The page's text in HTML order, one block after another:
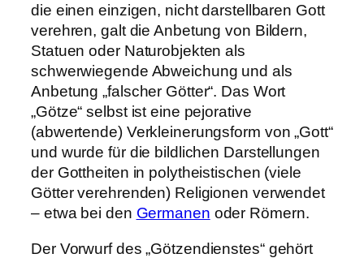
die einen einzigen, nicht darstellbaren Gott
verehren, galt die Anbetung von Bildern,
Statuen oder Naturobjekten als
schwerwiegende Abweichung und als
Anbetung „falscher Götter“. Das Wort
„Götze“ selbst ist eine pejorative
(abwertende) Verkleinerungsform von „Gott“
und wurde für die bildlichen Darstellungen
der Gottheiten in polytheistischen (viele
Götter verehrenden) Religionen verwendet
– etwa bei den Germanen oder Römern.
Der Vorwurf des „Götzendienstes“ gehört